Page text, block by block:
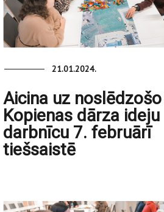
21.01.2024.
Aicina uz noslēdzošo
Kopienas dārza ideju
darbnīcu 7. februārī
tiešsaistē